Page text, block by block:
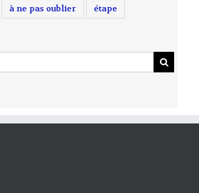
à ne pas oublier étape